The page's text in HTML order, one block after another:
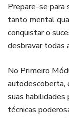
Prepare-se para
tanto mental
conquistar o
desbravar todas
No Primeiro
autodescoberta,
suas habilidades
técnicas